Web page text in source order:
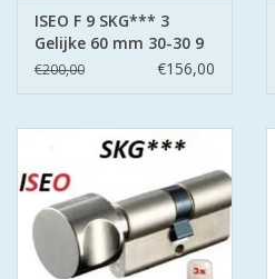
ISEO F 9 SKG*** 3
Gelijke 60 mm 30-30 9
sleutels
€200,00 €156,00